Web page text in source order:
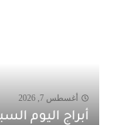
أغسطس 7, 2026